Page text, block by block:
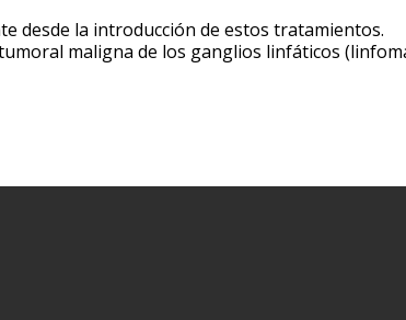
desde la introducción de estos tratamientos.
maligna de los ganglios linfáticos